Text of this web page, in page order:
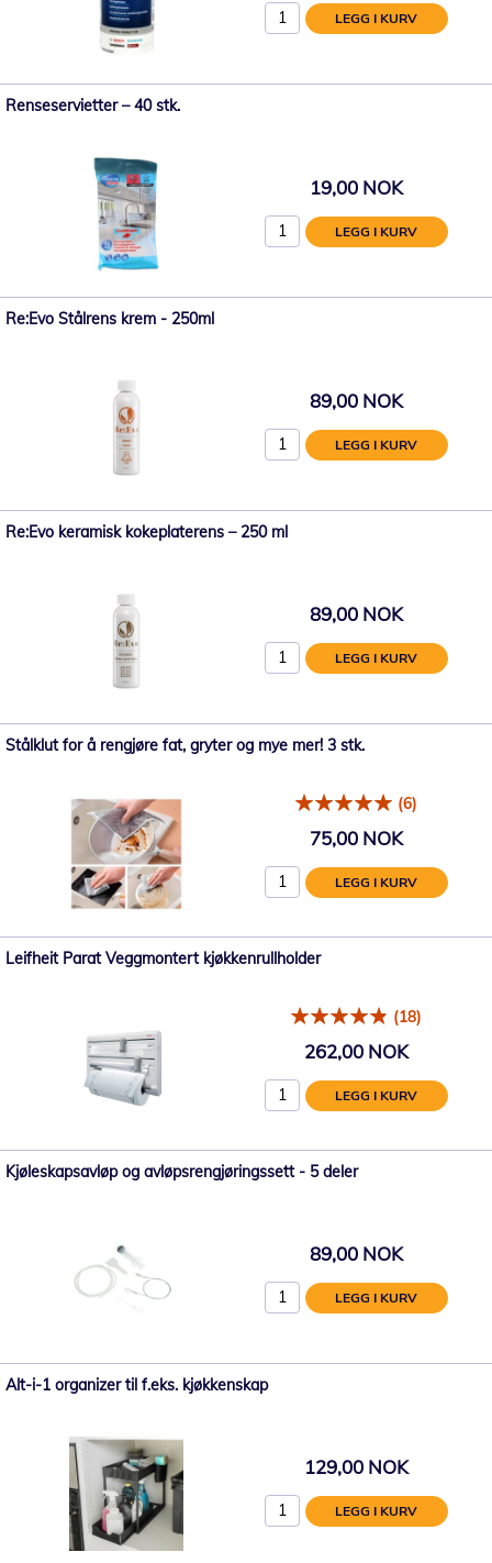
LEGG I KURV
Renseservietter – 40 stk.
19,00 NOK
LEGG I KURV
Re:Evo Stålrens krem - 250ml
89,00 NOK
LEGG I KURV
Re:Evo keramisk kokeplaterens – 250 ml
89,00 NOK
LEGG I KURV
Stålklut for å rengjøre fat, gryter og mye mer! 3 stk.
(6)
75,00 NOK
LEGG I KURV
Leifheit Parat Veggmontert kjøkkenrullholder
(18)
262,00 NOK
LEGG I KURV
Kjøleskapsavløp og avløpsrengjøringssett - 5 deler
89,00 NOK
LEGG I KURV
Alt-i-1 organizer til f.eks. kjøkkenskap
129,00 NOK
LEGG I KURV